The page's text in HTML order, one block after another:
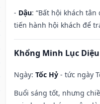
- Dậu: “Bất hội khách
tiến hành hội khách để
Khổng Minh Lục Diệu
Ngày: Tốc Hỷ - tức ngày
Buổi sáng tốt, nhưng